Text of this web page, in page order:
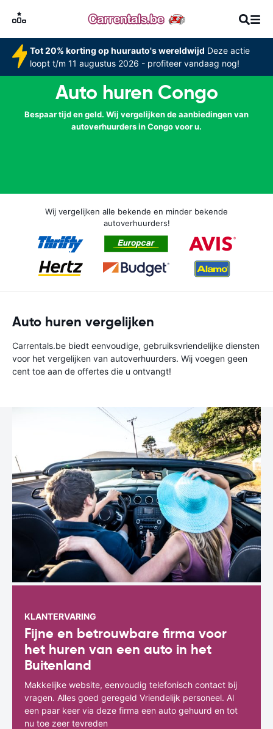
Tot 20% korting op huurauto's wereldwijd Deze actie
loopt t/m 11 augustus 2026 - profiteer vandaag nog!
Auto huren Congo
Bespaar tijd en geld. Wij vergelijken de aanbiedingen van
autoverhuurders in Congo voor u.
Wij vergelijken alle bekende en minder bekende
autoverhuurders!
Auto huren vergelijken
Carrentals.be biedt eenvoudige, gebruiksvriendelijke diensten
voor het vergelijken van autoverhuurders. Wij voegen geen
cent toe aan de offertes die u ontvangt!
KLANTERVARING
Fijne en betrouwbare firma voor
het huren van een auto in het
Buitenland
Makkelijke website, eenvoudig telefonisch contact bij
vragen. Alles goed geregeld Vriendelijk personeel. Al
een paar keer via deze firma een auto gehuurd en tot
nu toe zeer tevreden